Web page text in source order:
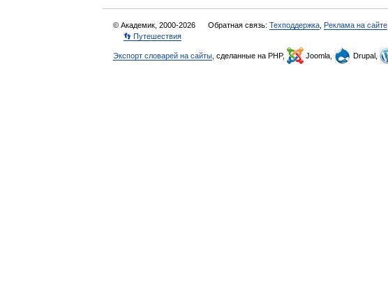
© Академик, 2000-2026 Обратная связь: Техподдержка Реклама на сайте
👣 Путешествия
Экспорт словарей на сайты , сделанные на PHP, Joomla, Drupal,